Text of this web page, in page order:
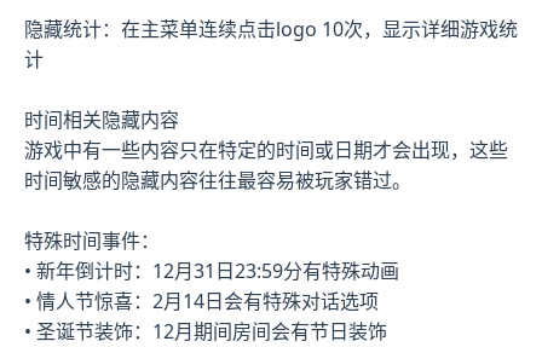
隐藏统计：在主菜单连续点击logo 10次，显示详细游戏统
计
时间相关隐藏内容
游戏中有一些内容只在特定的时间或日期才会出现，这些
时间敏感的隐藏内容往往最容易被玩家错过。
特殊时间事件：
• 新年倒计时：12月31日23:59分有特殊动画
• 情人节惊喜：2月14日会有特殊对话选项
• 圣诞节装饰：12月期间房间会有节日装饰